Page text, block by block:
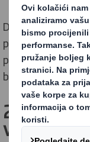
Da biste smanjili
papir budu
papira, a naš
bez štetnog
2. korak
vlakana